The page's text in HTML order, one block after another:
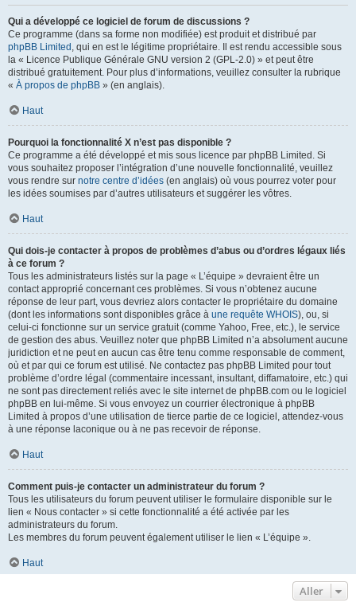
Qui a développé ce logiciel de forum de discussions ?
Ce programme (dans sa forme non modifiée) est produit et distribué par
phpBB Limited , qui en est le légitime propriétaire. Il est rendu accessible sous
la « Licence Publique Générale GNU version 2 (GPL-2.0) » et peut être
distribué gratuitement. Pour plus d’informations, veuillez consulter la rubrique
« À propos de phpBB » (en anglais).
Haut
Pourquoi la fonctionnalité X n’est pas disponible ?
Ce programme a été développé et mis sous licence par phpBB Limited. Si
vous souhaitez proposer l’intégration d’une nouvelle fonctionnalité, veuillez
vous rendre sur notre centre d’idées (en anglais) où vous pourrez voter pour
les idées soumises par d’autres utilisateurs et suggérer les vôtres.
Haut
Qui dois-je contacter à propos de problèmes d’abus ou d’ordres légaux liés
à ce forum ?
Tous les administrateurs listés sur la page « L’équipe » devraient être un
contact approprié concernant ces problèmes. Si vous n’obtenez aucune
réponse de leur part, vous devriez alors contacter le propriétaire du domaine
(dont les informations sont disponibles grâce à une requête WHOIS), ou, si
celui-ci fonctionne sur un service gratuit (comme Yahoo, Free, etc.), le service
de gestion des abus. Veuillez noter que phpBB Limited n’a absolument aucune
juridiction et ne peut en aucun cas être tenu comme responsable de comment,
où et par qui ce forum est utilisé. Ne contactez pas phpBB Limited pour tout
problème d’ordre légal (commentaire incessant, insultant, diffamatoire, etc.) qui
ne sont pas directement reliés avec le site internet de phpBB.com ou le logiciel
phpBB en lui-même. Si vous envoyez un courrier électronique à phpBB
Limited à propos d’une utilisation de tierce partie de ce logiciel, attendez-vous
à une réponse laconique ou à ne pas recevoir de réponse.
Haut
Comment puis-je contacter un administrateur du forum ?
Tous les utilisateurs du forum peuvent utiliser le formulaire disponible sur le
lien « Nous contacter » si cette fonctionnalité a été activée par les
administrateurs du forum.
Les membres du forum peuvent également utiliser le lien « L’équipe ».
Haut
Aller